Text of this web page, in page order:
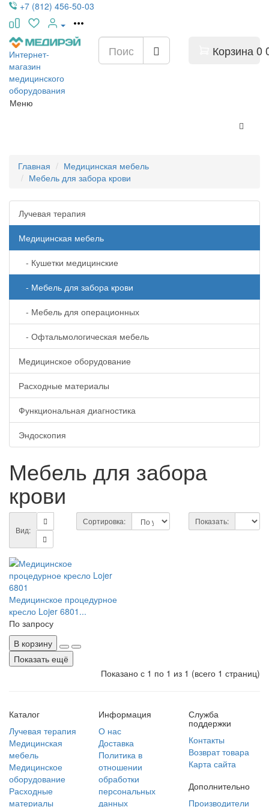
+7 (812) 456-50-03
Интернет-
магазин
медицинского
оборудования
Корзина 0
Меню
Главная
Медицинская мебель
Мебель для забора крови
Лучевая терапия
Медицинская мебель
- Кушетки медицинские
- Мебель для забора крови
- Мебель для операционных
- Офтальмологическая мебель
Медицинское оборудование
Расходные материалы
Функциональная диагностика
Эндоскопия
Мебель для забора
крови
Вид:
Сортировка: Показать:
Медицинское процедурное
кресло Lojer 6801...
По запросу
В корзину
Показать ещё
Показано с 1 по 1 из 1 (всего 1 страниц)
Каталог
Лучевая терапия
Медицинская
мебель
Медицинское
оборудование
Расходные
материалы
Информация
О нас
Доставка
Политика в
отношении
обработки
персональных
данных
Служба
поддержки
Контакты
Возврат товара
Карта сайта
Дополнительно
Производители